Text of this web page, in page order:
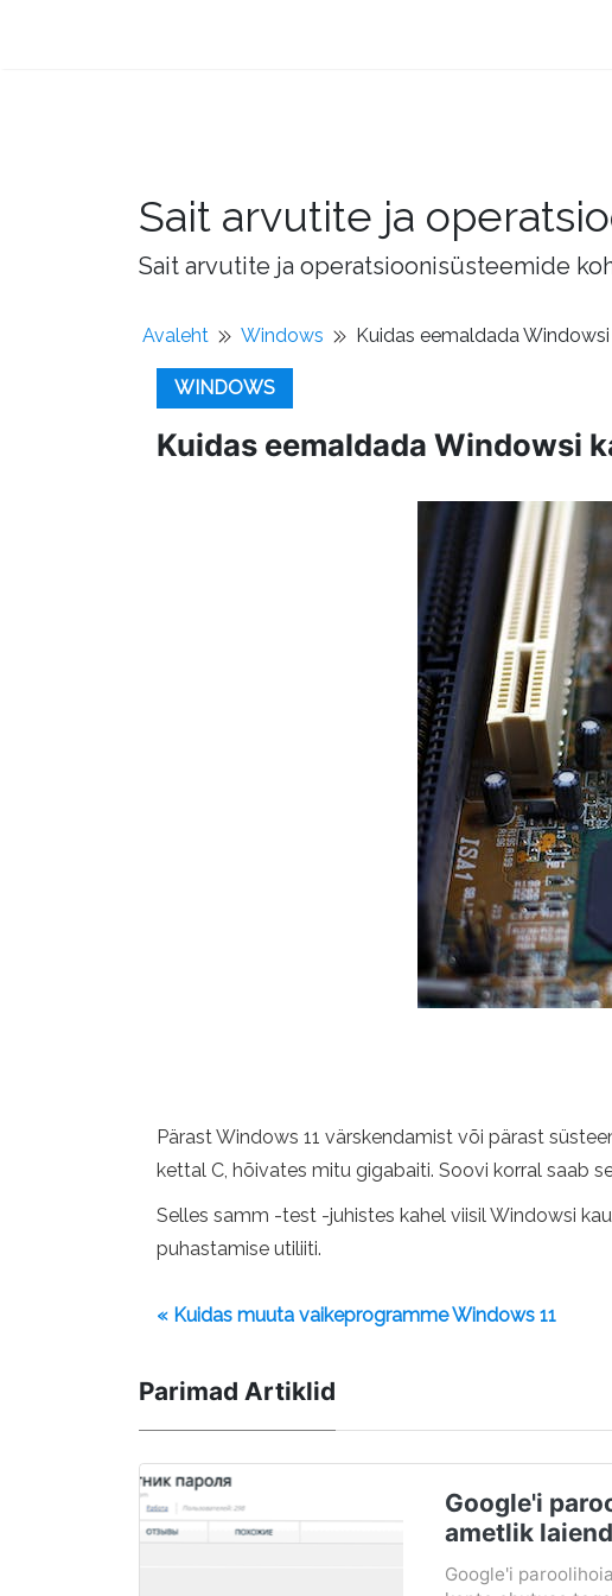
Sait arvutite ja
Sait arvutite ja operatsioonisüsteemide
Avaleht Windows Kuidas eemaldada
WINDOWS
Kuidas eemaldada Windowsi
Pärast Windows 11 värskendamist või pärast
kettal C, hõivates mitu gigabaiti. Soovi korral saab
Selles samm -test -juhistes kahel viisil Windowsi
puhastamise utiliiti.
« Kuidas muuta vaikeprogramme Windows 11
Parimad Artiklid
Google'i
ametlik
Google'i